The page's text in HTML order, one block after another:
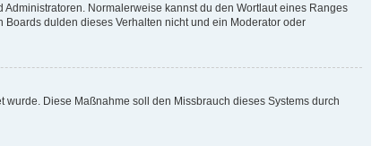
Normalerweise kannst du den Wortlaut eines Ranges
dulden dieses Verhalten nicht und ein Moderator oder
Diese Maßnahme soll den Missbrauch dieses Systems durch